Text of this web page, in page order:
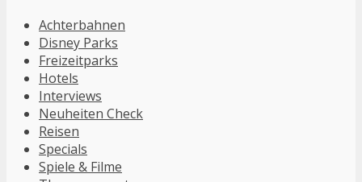
Achterbahnen
Disney Parks
Freizeitparks
Hotels
Interviews
Neuheiten Check
Reisen
Specials
Spiele & Filme